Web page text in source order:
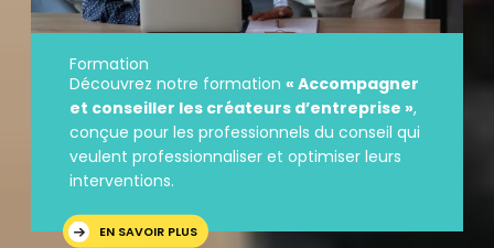
Formation
Découvrez notre formation « Accompagner
et conseiller les créateurs d’entreprise »,
conçue pour les professionnels du conseil qui
veulent professionnaliser et optimiser leurs
interventions.
EN SAVOIR PLUS